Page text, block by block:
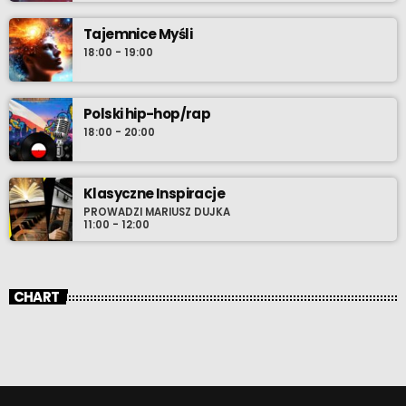
Tajemnice Myśli
18:00 - 19:00
Polski hip-hop/rap
18:00 - 20:00
Klasyczne Inspiracje
PROWADZI MARIUSZ DUJKA
11:00 - 12:00
CHART